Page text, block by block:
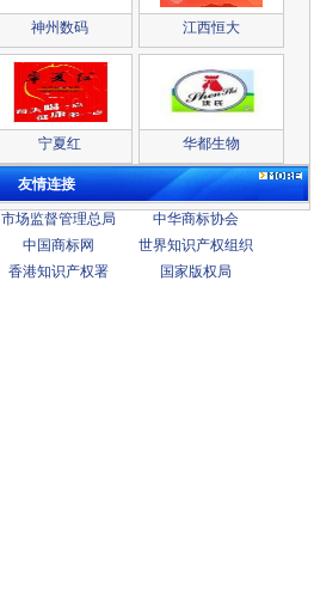
神州数码 江西恒大
宁夏红 华都生物
友情连接
市场监督管理总局
中华商标协会
中国商标网
世界知识产权组织
香港知识产权署
国家版权局